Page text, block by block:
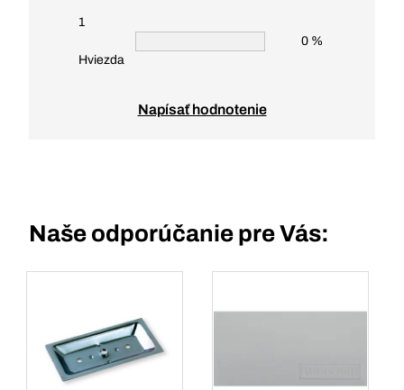
1
Hviezda
0 %
Napísať hodnotenie
Naše odporúčanie pre Vás: